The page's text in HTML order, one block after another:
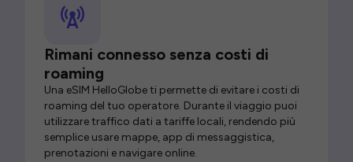
Rimani connesso senza costi di
roaming
Una eSIM HelloGlobe ti permette di evitare i costi di
roaming del tuo operatore. Durante il viaggio puoi
utilizzare traffico dati a tariffe locali, rendendo più
semplice usare mappe, app di messaggistica,
prenotazioni e navigare online.